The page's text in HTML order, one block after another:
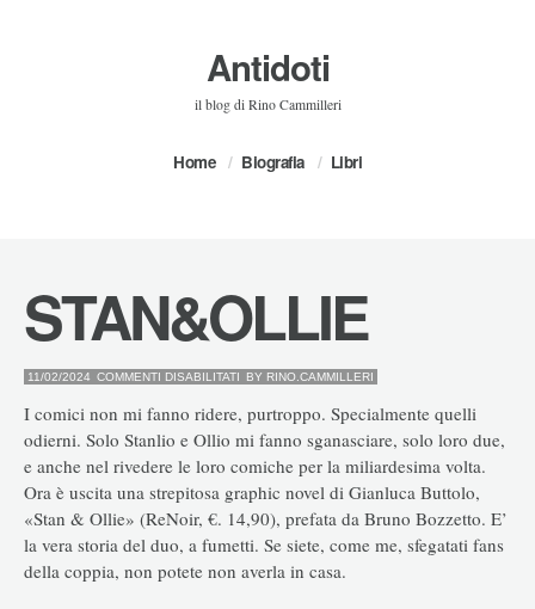
Antidoti
il blog di Rino Cammilleri
Home Biografia Libri
STAN&OLLIE
11/02/2024 COMMENTI DISABILITATI SU
BY RINO.CAMMILLERI
I comici non mi fanno ridere, purtroppo. Specialmente quelli
odierni. Solo Stanlio e Ollio mi fanno sganasciare, solo loro due,
e anche nel rivedere le loro comiche per la miliardesima volta.
Ora è uscita una strepitosa graphic novel di Gianluca Buttolo,
«Stan & Ollie» (ReNoir, €. 14,90), prefata da Bruno Bozzetto. E’
la vera storia del duo, a fumetti. Se siete, come me, sfegatati fans
della coppia, non potete non averla in casa.